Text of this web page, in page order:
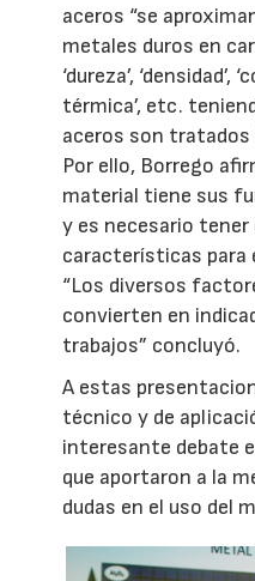
aceros “se
metales duros en
‘dureza’,
térmica’, etc.
aceros son tratados
Por ello, Borrego
material tiene sus
y es necesario
características para
“Los diversos
convierten en
trabajos” concluyó.
A estas
técnico y de
interesante debate
que aportaron a la
dudas en el uso del